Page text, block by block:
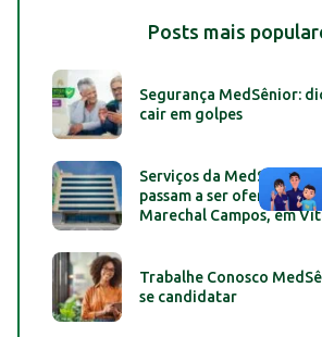
Posts mais
Segurança MedSênior:
cair em golpes
Serviços da MedSênior
passam a ser oferecidos
Marechal Campos, em
Trabalhe Conosco
se candidatar